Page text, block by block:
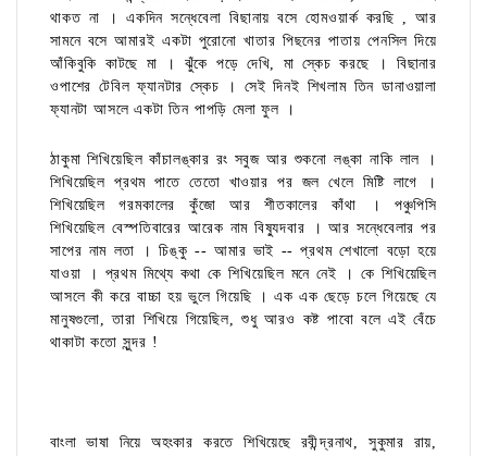
থাকত না । একদিন সন্ধেবেলা বিছানায় বসে হোমওয়ার্ক করছি , আর
সামনে বসে আমারই একটা পুরোনো খাতার পিছনের পাতায় পেনসিল দিয়ে
আঁকিবুকি কাটছে মা । ঝুঁকে পড়ে দেখি, মা স্কেচ করছে । বিছানার
ওপাশের টেবিল ফ্যানটার স্কেচ । সেই দিনই শিখলাম তিন ডানাওয়ালা
ফ্যানটা আসলে একটা তিন পাপড়ি মেলা ফুল ।
ঠাকুমা শিখিয়েছিল কাঁচালঙ্কার রং সবুজ আর শুকনো লঙ্কা নাকি লাল ।
শিখিয়েছিল প্রথম পাতে তেতো খাওয়ার পর জল খেলে মিষ্টি লাগে ।
শিখিয়েছিল গরমকালের কুঁজো আর শীতকালের কাঁথা । পঞ্চুপিসি
শিখিয়েছিল বেস্পতিবারের আরেক নাম বিষ্যুদবার । আর সন্ধেবেলার পর
সাপের নাম লতা । চিঙ্কু -- আমার ভাই -- প্রথম শেখালো বড়ো হয়ে
যাওয়া । প্রথম মিথ্যে কথা কে শিখিয়েছিল মনে নেই । কে শিখিয়েছিল
আসলে কী করে বাচ্চা হয় ভুলে গিয়েছি । এক এক ছেড়ে চলে গিয়েছে যে
মানুষগুলো, তারা শিখিয়ে গিয়েছিল, শুধু আরও কষ্ট পাবো বলে এই বেঁচে
থাকাটা কতো সুন্দর !
বাংলা ভাষা নিয়ে অহংকার করতে শিখিয়েছে রবীন্দ্রনাথ, সুকুমার রায়,